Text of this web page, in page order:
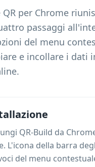
per Chrome
passaggi
del menu
e incollare i dati
QR-Build da
L'icona della barra
del menu